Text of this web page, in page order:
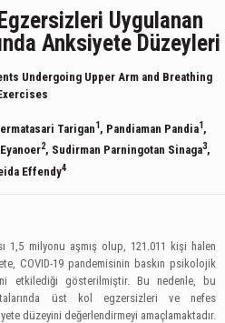
Uygulanan
Anksiyete Düzeyleri
Undergoing Upper Arm and Breathing
Tarigan1, Pandiaman Pandia1,
2, Sudirman Parningotan Sinaga3,
Effendy4
1,5 milyonu aşmış olup, 121.011 kişi halen
COVID-19 pandemisinin baskın psikolojik
etkilediği gösterilmiştir. Bu nedenle, bu
üst kol egzersizleri ve nefes
düzeyini değerlendirmeyi amaçlamaktadır.